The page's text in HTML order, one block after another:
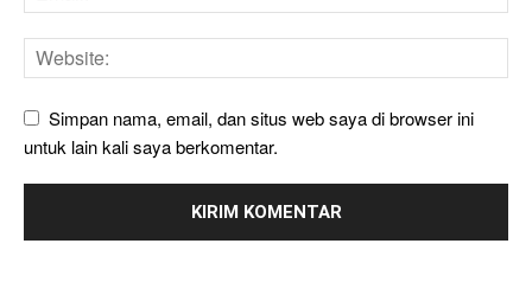
Simpan nama, email, dan situs web saya di browser ini
untuk lain kali saya berkomentar.